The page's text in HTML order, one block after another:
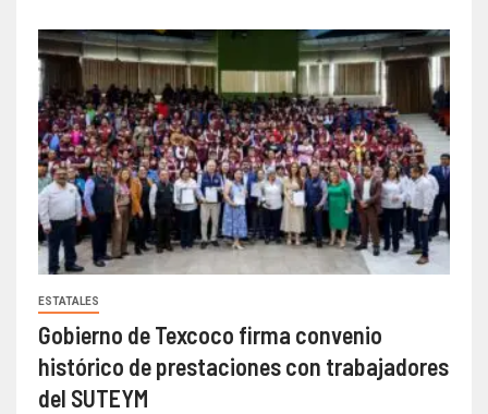
ESTATALES
Gobierno de Texcoco firma convenio
histórico de prestaciones con trabajadores
del SUTEYM